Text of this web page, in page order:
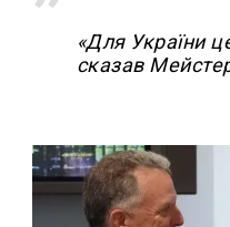
«Для України
сказав